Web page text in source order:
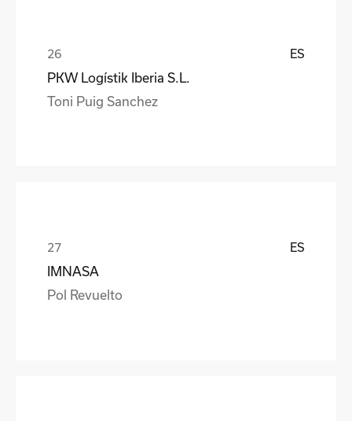
ES
PKW Logístik Iberia S.L.
Toni Puig Sanchez
ES
IMNASA
Pol Revuelto